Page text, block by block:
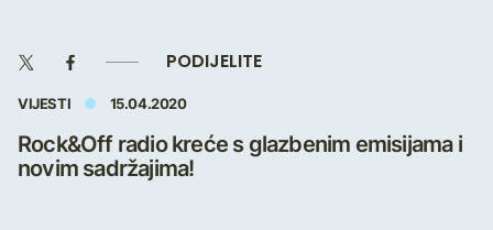
PODIJELITE
VIJESTI 15.04.2020
Rock&Off radio kreće s glazbenim emisijama i
novim sadržajima!